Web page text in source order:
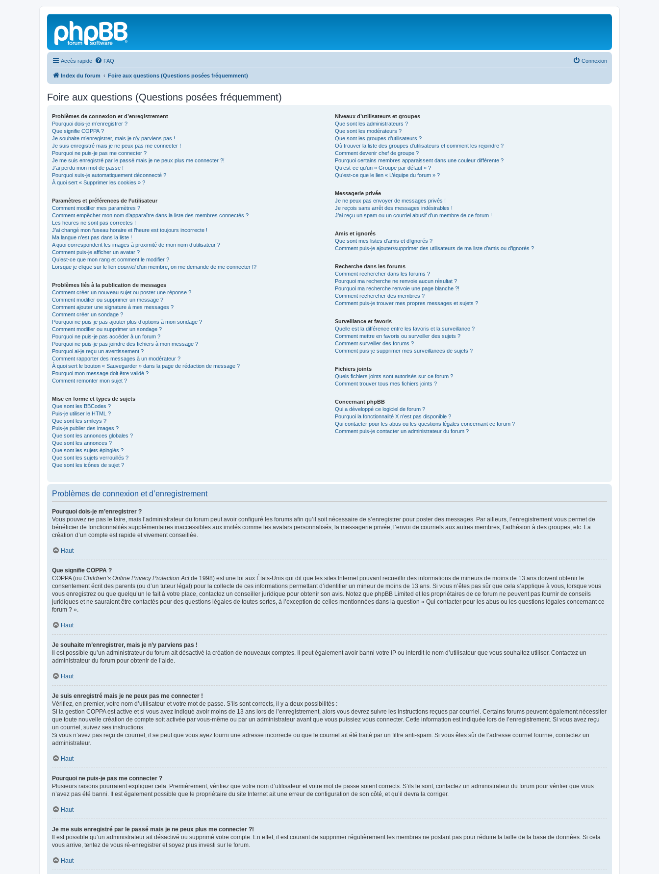
Accès rapide FAQ Connexion
Index du forum Foire aux questions (Questions posées fréquemment)
Foire aux questions (Questions posées fréquemment)
Problèmes de connexion et d’enregistrement
Pourquoi dois-je m’enregistrer ?
Que signifie COPPA ?
Je souhaite m’enregistrer, mais je n’y parviens pas !
Je suis enregistré mais je ne peux pas me connecter !
Pourquoi ne puis-je pas me connecter ?
Je me suis enregistré par le passé mais je ne peux plus me connecter ?!
J’ai perdu mon mot de passe !
Pourquoi suis-je automatiquement déconnecté ?
À quoi sert « Supprimer les cookies » ?
Paramètres et préférences de l’utilisateur
Comment modifier mes paramètres ?
Comment empêcher mon nom d’apparaître dans la liste des membres connectés ?
Les heures ne sont pas correctes !
J’ai changé mon fuseau horaire et l’heure est toujours incorrecte !
Ma langue n’est pas dans la liste !
A quoi correspondent les images à proximité de mon nom d’utilisateur ?
Comment puis-je afficher un avatar ?
Qu’est-ce que mon rang et comment le modifier ?
Lorsque je clique sur le lien courrield’un membre, on me demande de me connecter !?
Problèmes liés à la publication de messages
Comment créer un nouveau sujet ou poster une réponse ?
Comment modifier ou supprimer un message ?
Comment ajouter une signature à mes messages ?
Comment créer un sondage ?
Pourquoi ne puis-je pas ajouter plus d’options à mon sondage ?
Comment modifier ou supprimer un sondage ?
Pourquoi ne puis-je pas accéder à un forum ?
Pourquoi ne puis-je pas joindre des fichiers à mon message ?
Pourquoi ai-je reçu un avertissement ?
Comment rapporter des messages à un modérateur ?
À quoi sert le bouton « Sauvegarder » dans la page de rédaction de message ?
Pourquoi mon message doit être validé ?
Comment remonter mon sujet ?
Mise en forme et types de sujets
Que sont les BBCodes ?
Puis-je utiliser le HTML ?
Que sont les smileys ?
Puis-je publier des images ?
Que sont les annonces globales ?
Que sont les annonces ?
Que sont les sujets épinglés ?
Que sont les sujets verrouillés ?
Que sont les icônes de sujet ?
Niveaux d’utilisateurs et groupes
Que sont les administrateurs ?
Que sont les modérateurs ?
Que sont les groupes d’utilisateurs ?
Où trouver la liste des groupes d’utilisateurs et comment les rejoindre ?
Comment devenir chef de groupe ?
Pourquoi certains membres apparaissent dans une couleur différente ?
Qu’est-ce qu’un « Groupe par défaut » ?
Qu’est-ce que le lien « L’équipe du forum » ?
Messagerie privée
Je ne peux pas envoyer de messages privés !
Je reçois sans arrêt des messages indésirables !
J’ai reçu un spam ou un courriel abusif d’un membre de ce forum !
Amis et ignorés
Que sont mes listes d’amis et d’ignorés ?
Comment puis-je ajouter/supprimer des utilisateurs de ma liste d’amis ou d’ignorés ?
Recherche dans les forums
Comment rechercher dans les forums ?
Pourquoi ma recherche ne renvoie aucun résultat ?
Pourquoi ma recherche renvoie une page blanche ?!
Comment rechercher des membres ?
Comment puis-je trouver mes propres messages et sujets ?
Surveillance et favoris
Quelle est la différence entre les favoris et la surveillance ?
Comment mettre en favoris ou surveiller des sujets ?
Comment surveiller des forums ?
Comment puis-je supprimer mes surveillances de sujets ?
Fichiers joints
Quels fichiers joints sont autorisés sur ce forum ?
Comment trouver tous mes fichiers joints ?
Concernant phpBB
Qui a développé ce logiciel de forum ?
Pourquoi la fonctionnalité X n’est pas disponible ?
Qui contacter pour les abus ou les questions légales concernant ce forum ?
Comment puis-je contacter un administrateur du forum ?
Problèmes de connexion et d’enregistrement
Pourquoi dois-je m’enregistrer ?
Vous pouvez ne pas le faire, mais l’administrateur du forum peut avoir configuré les forums afin qu’il soit nécessaire de s’enregistrer pour poster des messages. Par ailleurs, l’enregistrement vous permet de
bénéficier de fonctionnalités supplémentaires inaccessibles aux invités comme les avatars personnalisés, la messagerie privée, l’envoi de courriels aux autres membres, l’adhésion à des groupes, etc. La
création d’un compte est rapide et vivement conseillée.
Haut
Que signifie COPPA ?
COPPA (ou Children’s Online Privacy Protection Actde 1998) est une loi aux États-Unis qui dit que les sites Internet pouvant recueillir des informations de mineurs de moins de 13 ans doivent obtenir le
consentement écrit des parents (ou d’un tuteur légal) pour la collecte de ces informations permettant d’identifier un mineur de moins de 13 ans. Si vous n’êtes pas sûr que cela s’applique à vous, lorsque vous
vous enregistrez ou que quelqu’un le fait à votre place, contactez un conseiller juridique pour obtenir son avis. Notez que phpBB Limited et les propriétaires de ce forum ne peuvent pas fournir de conseils
juridiques et ne sauraient être contactés pour des questions légales de toutes sortes, à l’exception de celles mentionnées dans la question « Qui contacter pour les abus ou les questions légales concernant ce
forum ? ».
Haut
Je souhaite m’enregistrer, mais je n’y parviens pas !
Il est possible qu’un administrateur du forum ait désactivé la création de nouveaux comptes. Il peut également avoir banni votre IP ou interdit le nom d’utilisateur que vous souhaitez utiliser. Contactez un
administrateur du forum pour obtenir de l’aide.
Haut
Je suis enregistré mais je ne peux pas me connecter !
Vérifiez, en premier, votre nom d’utilisateur et votre mot de passe. S’ils sont corrects, il y a deux possibilités :
Si la gestion COPPA est active et si vous avez indiqué avoir moins de 13 ans lors de l’enregistrement, alors vous devrez suivre les instructions reçues par courriel. Certains forums peuvent également nécessiter
que toute nouvelle création de compte soit activée par vous-même ou par un administrateur avant que vous puissiez vous connecter. Cette information est indiquée lors de l’enregistrement. Si vous avez reçu
un courriel, suivez ses instructions.
Si vous n’avez pas reçu de courriel, il se peut que vous ayez fourni une adresse incorrecte ou que le courriel ait été traité par un filtre anti-spam. Si vous êtes sûr de l’adresse courriel fournie, contactez un
administrateur.
Haut
Pourquoi ne puis-je pas me connecter ?
Plusieurs raisons pourraient expliquer cela. Premièrement, vérifiez que votre nom d’utilisateur et votre mot de passe soient corrects. S’ils le sont, contactez un administrateur du forum pour vérifier que vous
n’avez pas été banni. Il est également possible que le propriétaire du site Internet ait une erreur de configuration de son côté, et qu’il devra la corriger.
Haut
Je me suis enregistré par le passé mais je ne peux plus me connecter ?!
Il est possible qu’un administrateur ait désactivé ou supprimé votre compte. En effet, il est courant de supprimer régulièrement les membres ne postant pas pour réduire la taille de la base de données. Si cela
vous arrive, tentez de vous ré-enregistrer et soyez plus investi sur le forum.
Haut